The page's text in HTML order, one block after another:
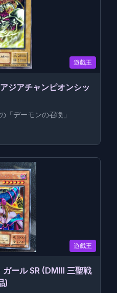
遊戯王
ジアチャンピオンシッ
「デーモンの召喚」
遊戯王
ガール SR (DMⅢ 三聖戦
)